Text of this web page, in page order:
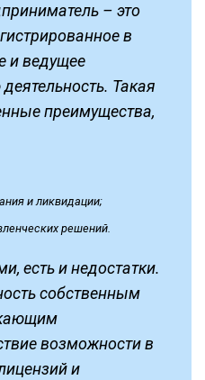
– это
в
и ведущее
Такая
преимущества,
и ликвидации;
решений.
есть и недостатки.
собственным
возможности в
и